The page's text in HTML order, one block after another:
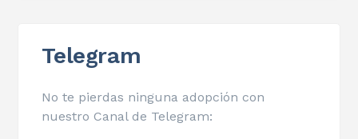
Telegram
No te pierdas ninguna adopción con
nuestro Canal de Telegram: